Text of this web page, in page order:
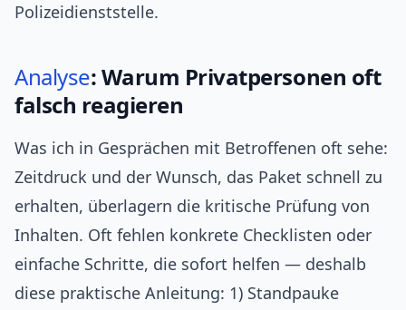
Polizeidienststelle.
Analyse: Warum Privatpersonen oft
falsch reagieren
Was ich in Gesprächen mit Betroffenen oft sehe:
Zeitdruck und der Wunsch, das Paket schnell zu
erhalten, überlagern die kritische Prüfung von
Inhalten. Oft fehlen konkrete Checklisten oder
einfache Schritte, die sofort helfen — deshalb
diese praktische Anleitung: 1) Standpauke